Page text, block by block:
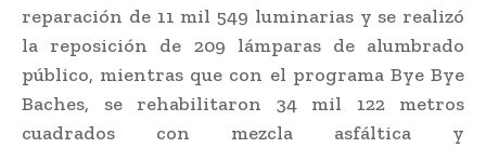
reparación de 11 mil 549 luminarias y se realizó
la reposición de 209 lámparas de alumbrado
público, mientras que con el programa Bye Bye
Baches, se rehabilitaron 34 mil 122 metros
cuadrados con mezcla asfáltica y